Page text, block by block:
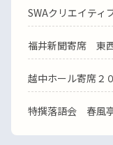
SWAクリエイテ
福井新聞寄席 東
越中ホール寄席
特撰落語会 春風